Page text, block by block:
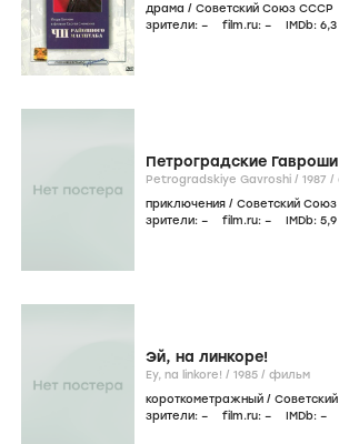
драма / Советский Союз СССР
зрители: – film.ru: – IMDb: 6,3
Петроградские Гавроши
Petrogradskiye Gavroshi / 1987 /
приключения / Советский
зрители: – film.ru: – IMDb: 5,9
Эй, на линкоре!
Ey, na linkore! / 1985 / фильм
короткометражный /
зрители: – film.ru: – IMDb: –